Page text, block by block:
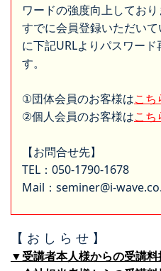
ワードの強度向上しており
すでに会員登録いただい
に下記URLよりパスワー
す。
①団体会員のお客様はこち
②個人会員のお客様はこち
【お問合せ先】
TEL：050-1790-1678
Mail：seminer@i-
【 お し ら せ 】
▼受講者本人様からの受講